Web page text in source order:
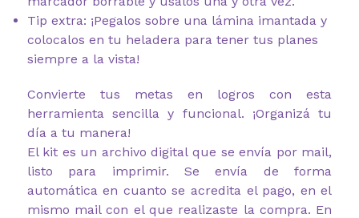
Tip extra: ¡Pegalos sobre una lámina imantada y
colocalos en tu heladera para tener tus planes
siempre a la vista!
Convierte tus metas en logros con esta
herramienta sencilla y funcional. ¡Organizá tu
día a tu manera!
El kit es un archivo digital que se envía por mail,
listo para imprimir. Se envía de forma
automática en cuanto se acredita el pago, en el
mismo mail con el que realizaste la compra. En